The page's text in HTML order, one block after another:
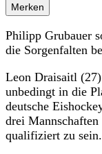
Merken
Philipp Grubauer
die Sorgenfalten
Leon Draisaitl
unbedingt in die
deutsche
drei
qualifiziert zu sein.